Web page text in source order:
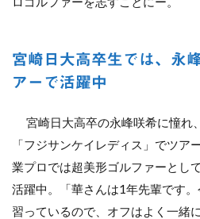
宮崎日大高卒生では、永
アーで活躍中
宮崎日大高卒の永峰咲希に憧れ
「フジサンケイレディス」でツア
業プロでは超美形ゴルファーとし
活躍中。「華さんは1年先輩です
習っているので、オフはよく一緒